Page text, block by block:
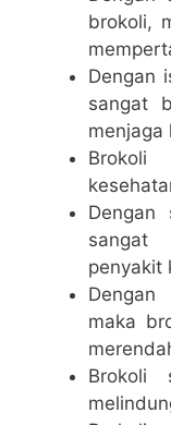
brokoli,
Dengan
sangat
menjaga
sangat
penyakit
maka
Brokoli